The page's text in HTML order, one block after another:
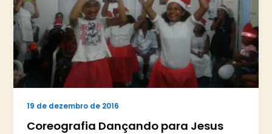
19 de dezembro de 2016
Coreografia Dançando para Jesus